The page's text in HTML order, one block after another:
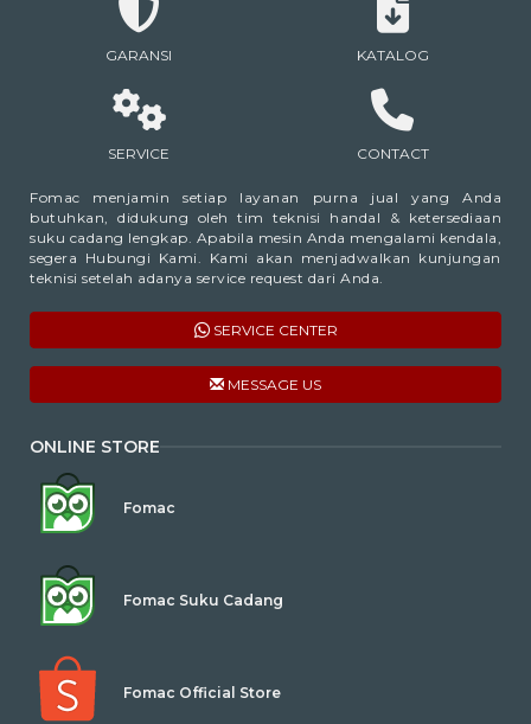
GARANSI KATALOG
SERVICE CONTACT
Fomac menjamin setiap layanan purna jual yang Anda
butuhkan, didukung oleh tim teknisi handal & ketersediaan
suku cadang lengkap. Apabila mesin Anda mengalami kendala,
segera Hubungi Kami. Kami akan menjadwalkan kunjungan
teknisi setelah adanya service request dari Anda.
SERVICE CENTER
MESSAGE US
ONLINE STORE
Fomac
Fomac Official Store
Fomac Suku Cadang